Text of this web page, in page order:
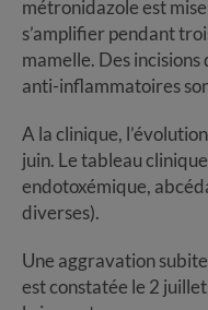
métronidazole est
s’amplifier pendant
mamelle. Des
anti-inflammatoires
A la clinique,
juin. Le tableau
endotoxémique,
diverses).
Une aggravation
est constatée le 2